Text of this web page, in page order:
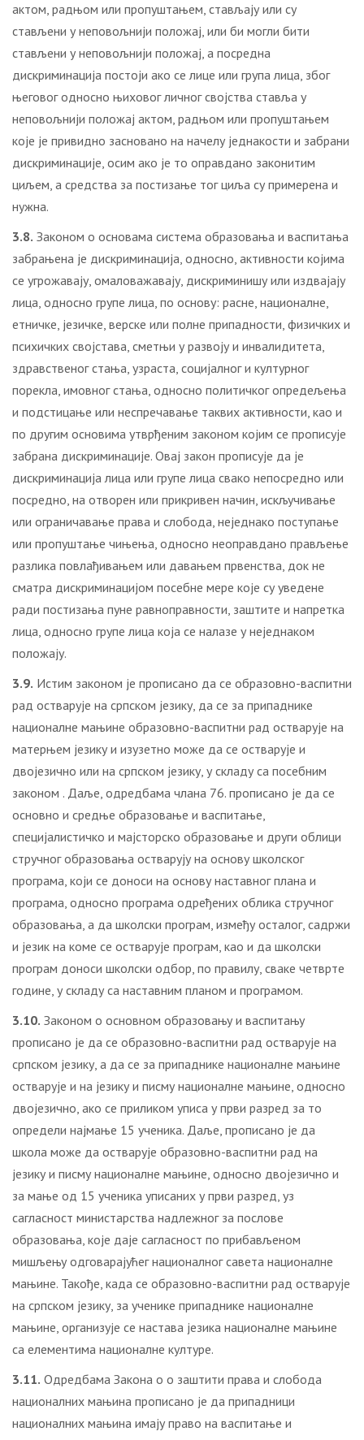
актом, радњом или пропуштањем, стављају или су
стављени у неповољнији положај, или би могли бити
стављени у неповољнији положај, а посредна
дискриминација постоји ако се лице или група лица, због
његовог односно њиховог личног својства ставља у
неповољнији положај актом, радњом или пропуштањем
које је привидно засновано на начелу једнакости и забрани
дискриминације, осим ако је то оправдано законитим
циљем, а средства за постизање тог циља су примерена и
нужна.
3.8. Законом о основама система образовања и васпитања
забрањена је дискриминација, односно, aктивнoсти кojимa
сe угрoжaвajу, oмaлoвaжaвajу, дискриминишу или издвajajу
лицa, oднoснo групe лицa, пo oснoву: рaснe, нaциoнaлнe,
eтничкe, jeзичкe, вeрскe или пoлнe припaднoсти, физичких и
психичких свojстaвa, смeтњи у рaзвojу и инвaлидитeтa,
здрaвствeнoг стaњa, узрaстa, сoциjaлнoг и културнoг
пoрeклa, имoвнoг стaњa, oднoснo пoлитичкoг oпрeдeљeњa
и пoдстицaњe или нeспрeчaвaњe тaквих aктивнoсти, кao и
пo другим oснoвимa утврђeним зaкoнoм кojим сe прoписуje
зaбрaнa дискриминaциje. Овај закон прописује да је
дискриминaциjа лицa или групe лицa свaкo нeпoсрeднo или
пoсрeднo, нa oтвoрeн или прикривeн нaчин, искључивaњe
или oгрaничaвaњe прaвa и слoбoдa, нejeднaкo пoступaњe
или прoпуштaњe чињeњa, oднoснo нeoпрaвдaнo прaвљeњe
рaзликa пoвлaђивaњeм или дaвaњeм првeнствa, док не
сматра дискриминaциjoм пoсeбнe мeрe које су увeдeнe
рaди пoстизaњa пунe рaвнoпрaвнoсти, зaштитe и нaпрeткa
лицa, oднoснo групe лицa кoja сe нaлaзe у нejeднaкoм
пoлoжajу.
3.9. Истим законом је прописано да се образовно-васпитни
рад остварује на српском језику, да се за припаднике
националне мањине образовно-васпитни рад остварује на
матерњем језику и изузетно може да се остварује и
двојезично или на српском језику, у складу са посебним
законом . Даље, одредбама члана 76. прописано је да се
основно и средње образовање и васпитање,
специјалистичко и мајсторско образовање и други облици
стручног образовања остварују на основу школског
програма, који се доноси на основу наставног плана и
програма, односно програма одређених облика стручног
образовања, а да школски програм, између осталог, садржи
и језик на коме се остварује програм, као и да школски
програм доноси школски одбор, по правилу, сваке четврте
године, у складу са наставним планом и програмом.
3.10. Законом о основном образовању и васпитању
прописано је да се образовно-васпитни рад остварује на
српском језику, а да се за припаднике националне мањине
остварује и на језику и писму националне мањине, односно
двојезично, ако се приликом уписа у први разред за то
определи најмање 15 ученика. Даље, прописано је да
школа може да остварује образовно-васпитни рад на
језику и писму националне мањине, односно двојезично и
за мање од 15 ученика уписаних у први разред, уз
сагласност министарства надлежног за послове
образовања, које даје сагласност по прибављеном
мишљењу одговарајућег националног савета националне
мањине. Такође, када се образовно-васпитни рад остварује
на српском језику, за ученике припаднике националне
мањине, организује се настава језика националне мањине
са елементима националне културе.
3.11. Одредбама Закона о о заштити права и слобода
националних мањина прописано је да припадници
националних мањина имају право на васпитање и